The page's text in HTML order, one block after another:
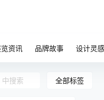
览资讯 品牌故事 设计灵感
全部标签